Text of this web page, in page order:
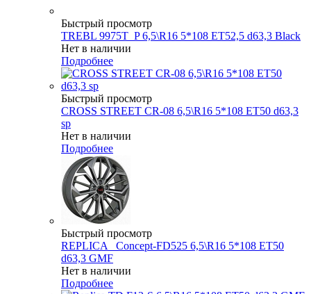
Быстрый просмотр
TREBL 9975T_P 6,5\R16 5*108 ET52,5 d63,3 Black
Нет в наличии
Подробнее
Быстрый просмотр
CROSS STREET CR-08 6,5\R16 5*108 ET50 d63,3
sp
Нет в наличии
Подробнее
Быстрый просмотр
REPLICA _Concept-FD525 6,5\R16 5*108 ET50
d63,3 GMF
Нет в наличии
Подробнее